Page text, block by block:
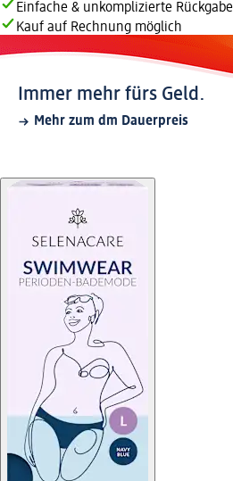
Einfache & unkomplizierte Rückgabe
Kauf auf Rechnung möglich
Immer mehr fürs Geld.
Mehr zum dm Dauerpreis